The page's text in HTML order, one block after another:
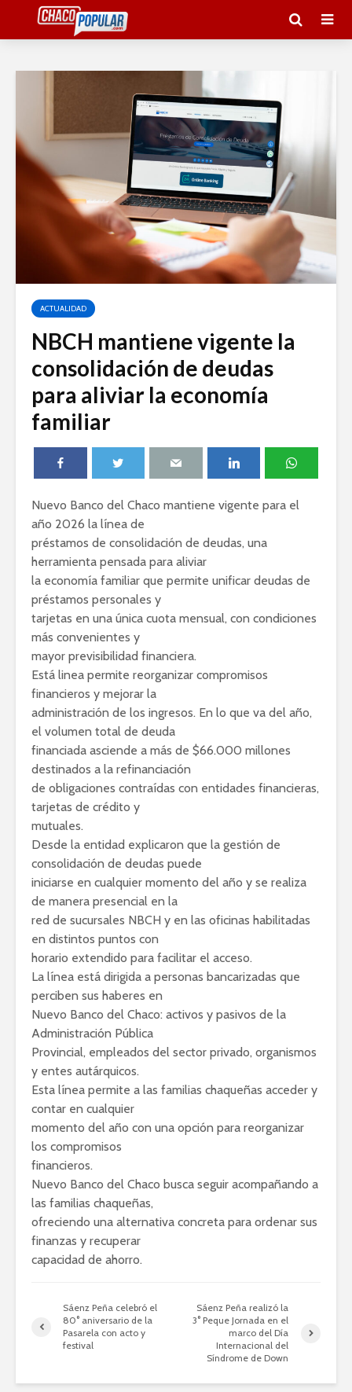
ACTUALIDAD
NBCH mantiene vigente la
consolidación de deudas
para aliviar la economía
familiar
Nuevo Banco del Chaco mantiene vigente para el
año 2026 la línea de
préstamos de consolidación de deudas, una
herramienta pensada para aliviar
la economía familiar que permite unificar deudas de
préstamos personales y
tarjetas en una única cuota mensual, con condiciones
más convenientes y
mayor previsibilidad financiera.
Está linea permite reorganizar compromisos
financieros y mejorar la
administración de los ingresos. En lo que va del año,
el volumen total de deuda
financiada asciende a más de $66.000 millones
destinados a la refinanciación
de obligaciones contraídas con entidades financieras,
tarjetas de crédito y
mutuales.
Desde la entidad explicaron que la gestión de
consolidación de deudas puede
iniciarse en cualquier momento del año y se realiza
de manera presencial en la
red de sucursales NBCH y en las oficinas habilitadas
en distintos puntos con
horario extendido para facilitar el acceso.
La línea está dirigida a personas bancarizadas que
perciben sus haberes en
Nuevo Banco del Chaco: activos y pasivos de la
Administración Pública
Provincial, empleados del sector privado, organismos
y entes autárquicos.
Esta línea permite a las familias chaqueñas acceder y
contar en cualquier
momento del año con una opción para reorganizar
los compromisos
financieros.
Nuevo Banco del Chaco busca seguir acompañando a
las familias chaqueñas,
ofreciendo una alternativa concreta para ordenar sus
finanzas y recuperar
capacidad de ahorro.
Sáenz Peña celebró el
80° aniversario de la
Pasarela con acto y
festival
Sáenz Peña realizó la
3° Peque Jornada en el
marco del Día
Internacional del
Síndrome de Down